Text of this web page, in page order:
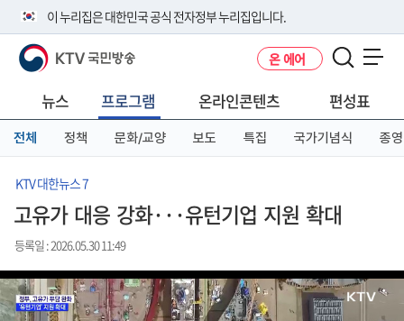
이 누리집은 대한민국 공식 전자정부 누리집입니다.
공식 누리집 주소 확인하기
니다.
이밖에 or.kr 또는 .kr등 다른 도메인 주소를 사용하고 있다면 아래 URL에
서 도메인 주소를 확인해 보세요
KTV 국민방송 온 에어
뉴스 프로그램 온라인콘텐츠 편성표
전체 정책 문화/교양 보도 특집 국가기념식 종영
KTV 대한뉴스 7
고유가 대응 강화···유턴기업 지원 확대
등록일 : 2026.05.30 11:49